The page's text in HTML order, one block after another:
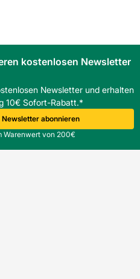
erhöht die
für eine längere
und wie erfolgt
die Dachunterkonstruktion.
zu prüfen.
kostenlosen Newsletter
Newsletter und erhalten
10€ Sofort-Rabatt.*
abonnieren
Warenwert von 200€